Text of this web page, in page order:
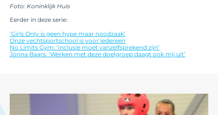
Foto: Koninklijk Huis
Eerder in deze serie:
‘Girls Only is geen hype maar noodzaak’
Onze vechtsportschool is voor iedereen
No Limits Gym: ‘Inclusie moet vanzelfsprekend zijn’
Jorina Baars: ‘Werken met deze doelgroep daagt ook mij uit’